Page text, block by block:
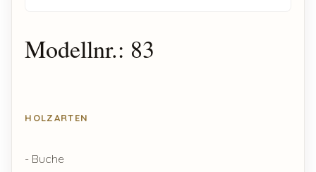
Modellnr.: 83
HOLZARTEN
- Buche